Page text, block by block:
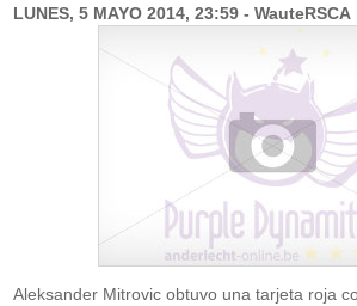
LUNES, 5 MAYO 2014, 23:59 - WauteRSCA
Aleksander Mitrovic obtuvo una tarjeta roja